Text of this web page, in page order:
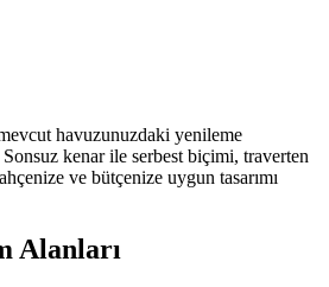
havuzunuzdaki yenileme
Sonsuz kenar ile serbest biçimi, traverten
ve bütçenize uygun tasarımı
Alanları